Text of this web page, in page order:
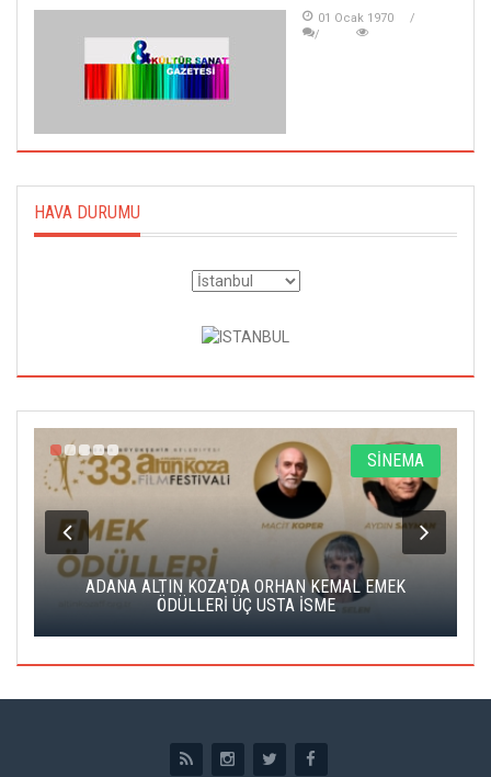
01 Ocak 1970
HAVA DURUMU
SİNEMA
ADANA ALTIN KOZA'DA ORHAN KEMAL EMEK
ÖDÜLLERİ ÜÇ USTA İSME